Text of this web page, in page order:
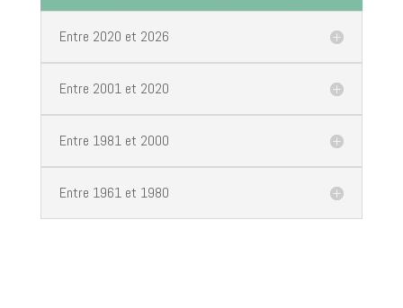
Entre 2020 et 2026
Entre 2001 et 2020
Entre 1981 et 2000
Entre 1961 et 1980